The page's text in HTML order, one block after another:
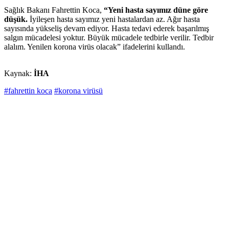
Sağlık Bakanı Fahrettin Koca, “Yeni hasta sayımız düne göre
düşük. İyileşen hasta sayımız yeni hastalardan az. Ağır hasta
sayısında yükseliş devam ediyor. Hasta tedavi ederek başarılmış
salgın mücadelesi yoktur. Büyük mücadele tedbirle verilir. Tedbir
alalım. Yenilen korona virüs olacak” ifadelerini kullandı.
Kaynak: İHA
#fahrettin koca #korona virüsü